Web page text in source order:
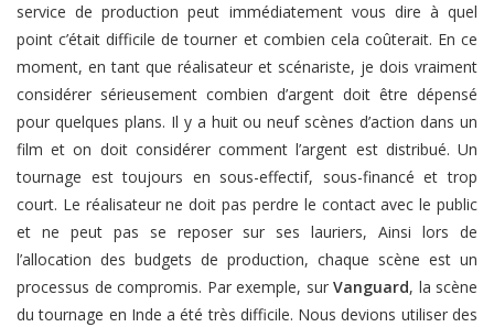
service de production peut immédiatement vous dire à quel
point c’était difficile de tourner et combien cela coûterait. En ce
moment, en tant que réalisateur et scénariste, je dois vraiment
considérer sérieusement combien d’argent doit être dépensé
pour quelques plans. Il y a huit ou neuf scènes d’action dans un
film et on doit considérer comment l’argent est distribué. Un
tournage est toujours en sous-effectif, sous-financé et trop
court. Le réalisateur ne doit pas perdre le contact avec le public
et ne peut pas se reposer sur ses lauriers, Ainsi lors de
l’allocation des budgets de production, chaque scène est un
processus de compromis. Par exemple, sur Vanguard, la scène
du tournage en Inde a été très difficile. Nous devions utiliser des